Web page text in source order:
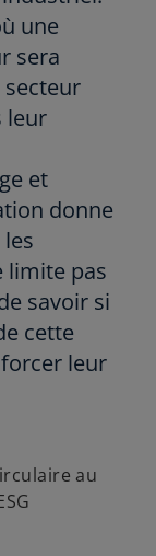
une
sera
secteur
leur
et
donne
limite pas
savoir si
cette
leur
au